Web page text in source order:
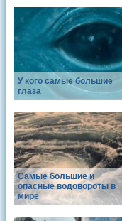
У кого самые большие
глаза
Самые большие и
опасные водовороты в
мире